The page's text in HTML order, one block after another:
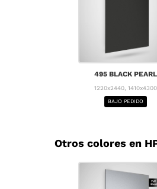
495 BLACK PEARL
1220x2440, 1410x4300
BAJO PEDIDO
Otros colores en